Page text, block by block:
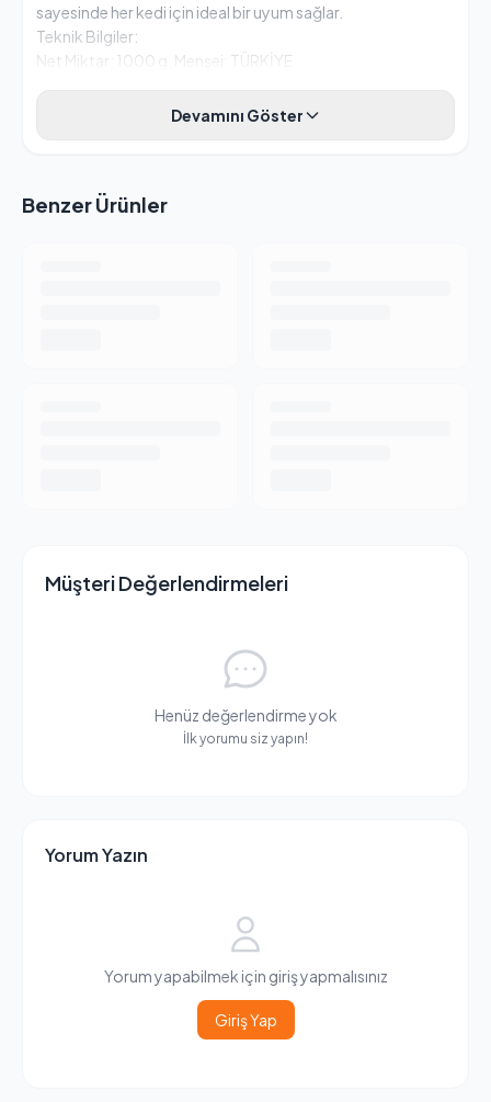
sayesinde her kedi için ideal bir uyum sağlar.
Teknik Bilgiler:
Net Miktar: 1000 g, Menşei: TÜRKİYE
Devamını Göster
Benzer Ürünler
Müşteri Değerlendirmeleri
Henüz değerlendirme yok
İlk yorumu siz yapın!
Yorum Yazın
Yorum yapabilmek için giriş yapmalısınız
Giriş Yap